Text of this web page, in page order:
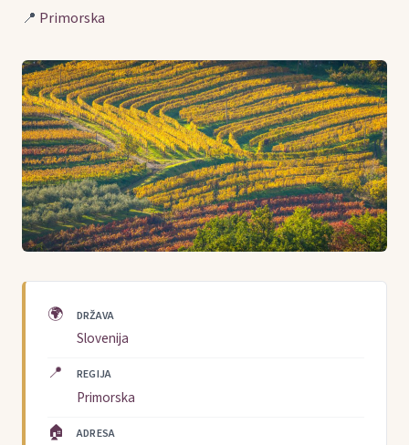
📍 Primorska
🌍 DRŽAVA
Slovenija
📍 REGIJA
Primorska
🏠 ADRESA